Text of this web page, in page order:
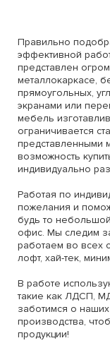
Правильно
эффективной
представлен
металлокаркасе,
прямоугольных,
экранами или
мебель
ограничивается
представленными
возможность
индивидуально
Работая по
пожелания и
будь то
офис. Мы следим
работаем во всех
лофт, хай-тек,
В работе
такие как ЛДСП,
заботимся о
производства,
продукции!